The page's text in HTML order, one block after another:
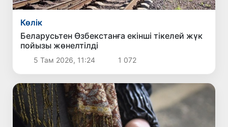
Көлік
Беларусьтен Өзбекстанға екінші тікелей жүк
пойызы жөнелтілді
5 Там 2026, 11:24 1 072